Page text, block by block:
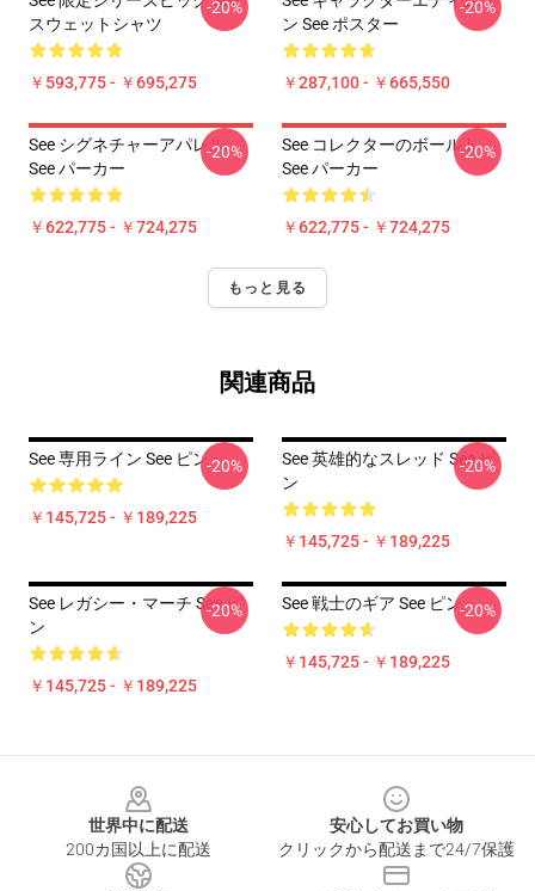
スウェットシャツ
￥593,775 - ￥695,275
-20%
ン See ポスター
￥287,100 - ￥665,550
-20%
See シグネチャーアパレル
See パーカー
￥622,775 - ￥724,275
-20%
See コレクターのボールト
See パーカー
￥622,775 - ￥724,275
-20%
もっと見る
関連商品
See 専用ライン See ピン
￥145,725 - ￥189,225
-20%
See 英雄的なスレッド See ピ
ン
￥145,725 - ￥189,225
-20%
See レガシー・マーチ See ピ
ン
￥145,725 - ￥189,225
-20% See 戦士のギア See ピン
￥145,725 - ￥189,225
-20%
世界中に配送
200カ国以上に配送
安心してお買い物
クリックから配送まで24/7保護